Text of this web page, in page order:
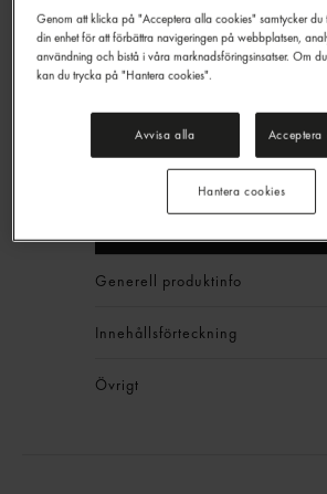
Naturell Tofu Fast
Eldorado
99,00 kr/
Jmf.pris : 49,50 kr /kg
EAN:
17340083496902
Generell produktinfo
Innehållsförteckning
Övrigt
Genom att klicka på "Acceptera alla cookies" samtycker
din enhet för att förbättra navigeringen på webbplatsen,
användning och bistå i våra marknadsföringsinsatser. Om
kan du trycka på "Hantera cookies".
Avvisa alla
Hantera cookies